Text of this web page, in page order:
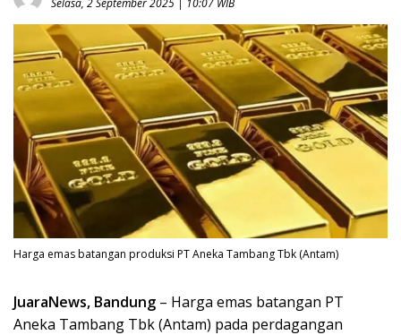
Selasa, 2 September 2025 | 10:07 WIB
Harga emas batangan produksi PT Aneka Tambang Tbk (Antam)
JuaraNews, Bandung – Harga emas batangan PT
Aneka Tambang Tbk (Antam) pada perdagangan